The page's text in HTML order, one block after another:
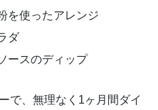
を使ったアレンジ
ダ
ースのディップ
で、無理なく1ヶ月間ダイ